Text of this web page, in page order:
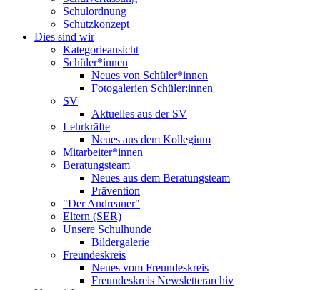
Schulordnung
Schutzkonzept
Dies sind wir
Kategorieansicht
Schüler*innen
Neues von Schüler*innen
Fotogalerien Schüler:innen
SV
Aktuelles aus der SV
Lehrkräfte
Neues aus dem Kollegium
Mitarbeiter*innen
Beratungsteam
Neues aus dem Beratungsteam
Prävention
"Der Andreaner"
Eltern (SER)
Unsere Schulhunde
Bildergalerie
Freundeskreis
Neues vom Freundeskreis
Freundeskreis Newsletterarchiv